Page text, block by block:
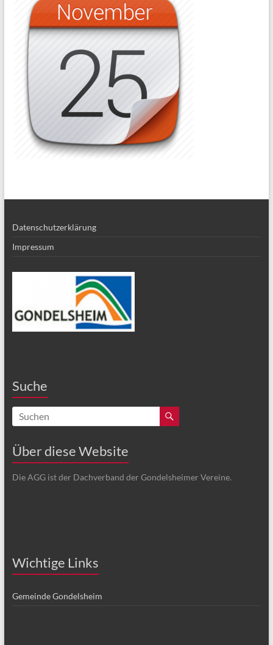
Datenschutzerklärung
Impressum
Suche
Über diese Website
Die AGG ist der Dachverband der Gondelsheimer Vereine.
Wichtige Links
Gemeinde Gondelsheim